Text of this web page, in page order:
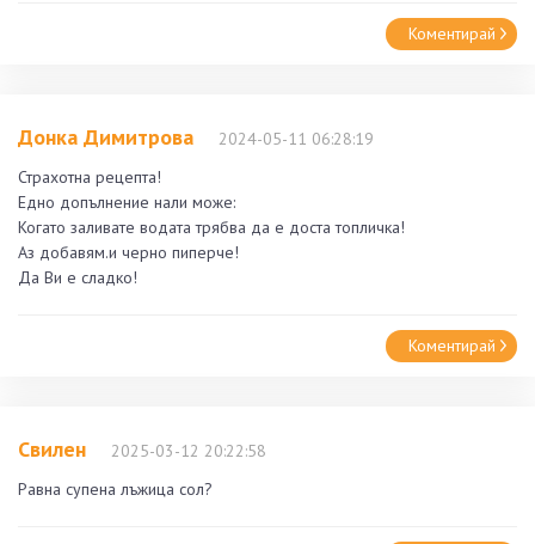
Коментирай
Донка Димитрова
2024-05-11 06:28:19
Страхотна рецепта!
Едно допълнение нали може:
Когато заливате водата трябва да е доста топличка!
Аз добавям.и черно пиперче!
Да Ви е сладко!
Коментирай
Свилен
2025-03-12 20:22:58
Равна супена лъжица сол?